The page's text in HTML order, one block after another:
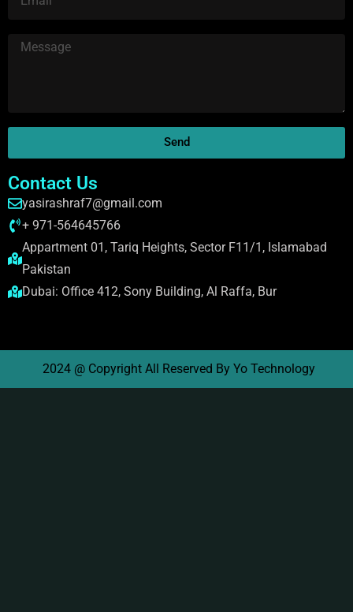
Send
Contact Us
yasirashraf7@gmail.com
+ 971-564645766
Appartment 01, Tariq Heights, Sector F11/1, Islamabad
Pakistan
Dubai: Office 412, Sony Building, Al Raffa, Bur
2024 @ Copyright All Reserved By Yo Technology